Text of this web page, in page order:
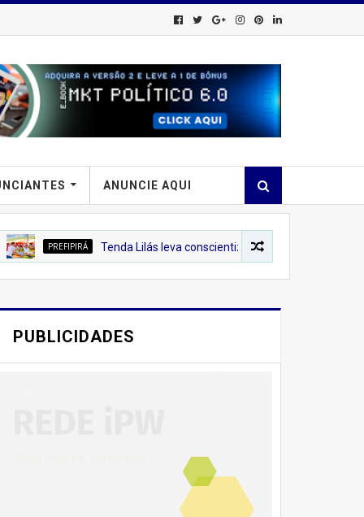
ANUNCIE AQUI
Tenda Lilás leva conscientização sobre o combate à violência
PUBLICIDADES